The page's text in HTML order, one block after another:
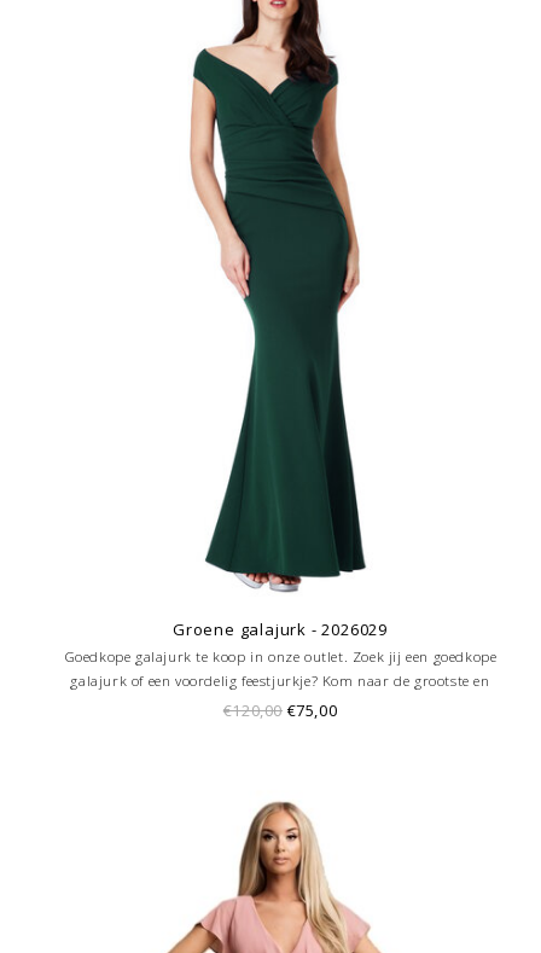
Groene galajurk - 2026029
Goedkope galajurk te koop in onze outlet. Zoek jij een goedkope
galajurk of een voordelig feestjurkje? Kom naar de grootste en
goedkoopste galajurken outlet in de regio Amersfoort. Altijd voordelig!
€120,00 €75,00